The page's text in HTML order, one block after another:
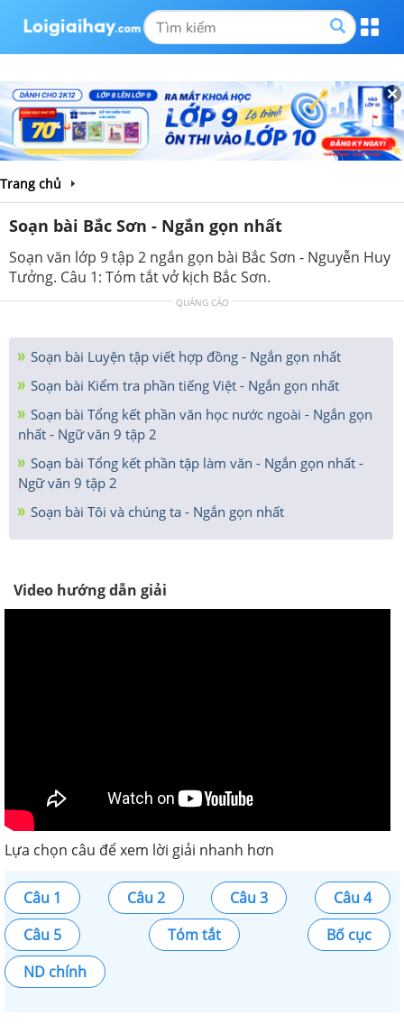
Trang chủ
Soạn bài Bắc Sơn - Ngắn gọn nhất
Soạn văn lớp 9 tập 2 ngắn gọn bài Bắc Sơn - Nguyễn Huy
Tưởng. Câu 1: Tóm tắt vở kịch Bắc Sơn.
QUẢNG CÁO
Soạn bài Luyện tập viết hợp đồng - Ngắn gọn nhất
Soạn bài Kiểm tra phần tiếng Việt - Ngắn gọn nhất
Soạn bài Tổng kết phần văn học nước ngoài - Ngắn gọn
nhất - Ngữ văn 9 tập 2
Soạn bài Tổng kết phần tập làm văn - Ngắn gọn nhất -
Ngữ văn 9 tập 2
Soạn bài Tôi và chúng ta - Ngắn gọn nhất
Video hướng dẫn giải
Lựa chọn câu để xem lời giải nhanh hơn
Câu 1 Câu 2 Câu 3
Câu 4
Câu 5
Tóm tắt
Bố cục
ND chính